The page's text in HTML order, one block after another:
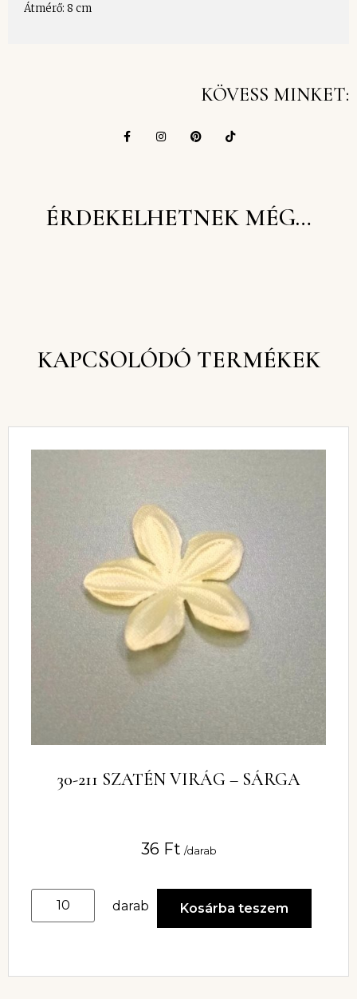
Átmérő: 8 cm
KÖVESS MINKET:
ÉRDEKELHETNEK MÉG…
KAPCSOLÓDÓ TERMÉKEK
30-211 SZATÉN VIRÁG – SÁRGA
36 Ft /darab
darab Kosárba teszem